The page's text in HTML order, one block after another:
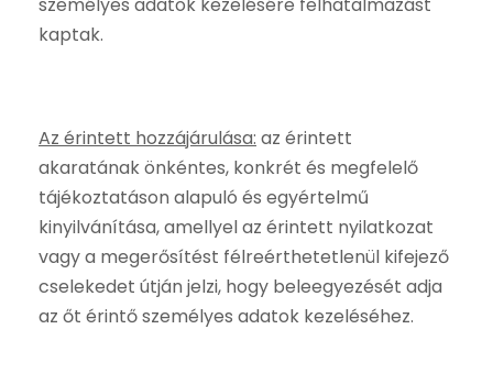
kaptak.
Az érintett hozzájárulása: az érintett
akaratának önkéntes, konkrét és megfelelő
tájékoztatáson alapuló és egyértelmű
kinyilvánítása, amellyel az érintett nyilatkozat
vagy a megerősítést félreérthetetlenül kifejező
cselekedet útján jelzi, hogy beleegyezését adja
az őt érintő személyes adatok kezeléséhez.